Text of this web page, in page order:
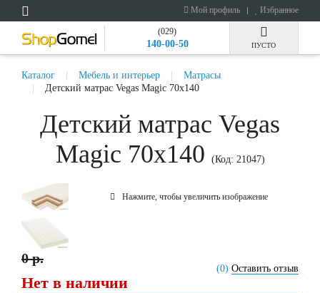
Мой профиль Избранное
(029)
140-00-50 ПУСТО
Каталог Мебель и интерьер
Матрасы
Детский матрас Vegas Magic 70x140
Детский матрас Vegas
Magic 70x140
(Код: 21047)
Нажмите, чтобы увеличить изображение
(0) Оставить отзыв
0 р.
Нет в наличии